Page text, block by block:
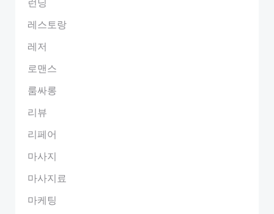
레스토랑
레저
로맨스
룸싸롱
리뷰
리페어
마사지
마사지료
마케팅